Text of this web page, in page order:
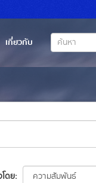
เกี่ยวกับ
โดย